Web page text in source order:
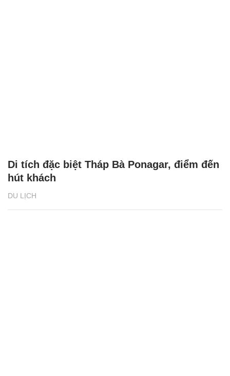
DU LỊCH
Di tích đặc biệt Tháp Bà Ponagar, điểm đến
hút khách